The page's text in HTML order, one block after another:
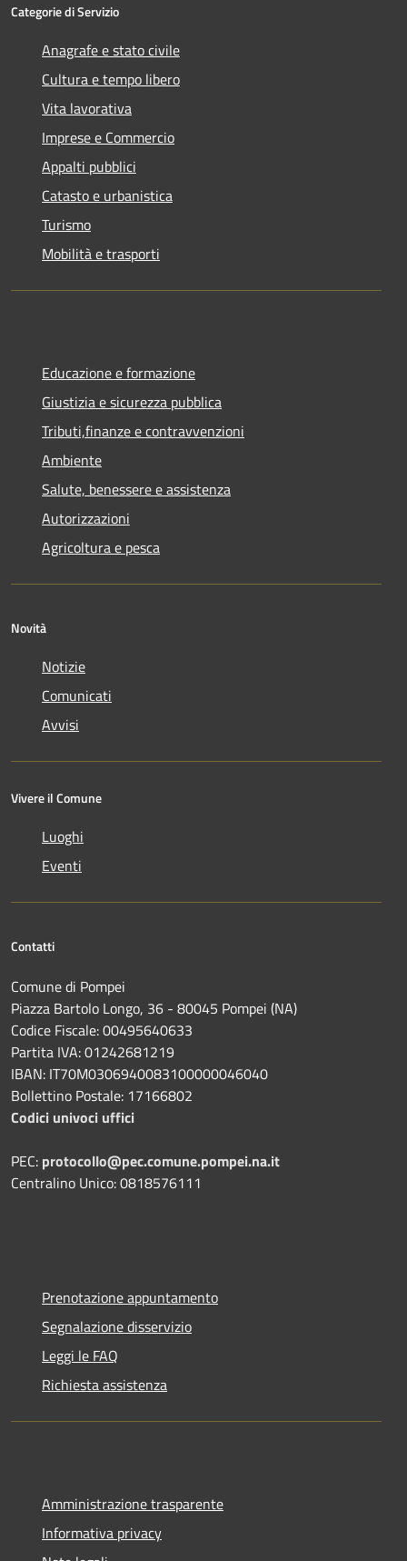
Categorie di Servizio
Anagrafe e stato civile
Cultura e tempo libero
Vita lavorativa
Imprese e Commercio
Appalti pubblici
Catasto e urbanistica
Turismo
Mobilità e trasporti
Educazione e formazione
Giustizia e sicurezza pubblica
Tributi,finanze e contravvenzioni
Ambiente
Salute, benessere e assistenza
Autorizzazioni
Agricoltura e pesca
Novità
Notizie
Comunicati
Avvisi
Vivere il Comune
Luoghi
Eventi
Contatti
Comune di Pompei
Piazza Bartolo Longo, 36 - 80045 Pompei (NA)
Codice Fiscale: 00495640633
Partita IVA: 01242681219
IBAN: IT70M0306940083100000046040
Bollettino Postale: 17166802
Codici univoci uffici
PEC: protocollo@pec.comune.pompei.na.it
Centralino Unico: 0818576111
Prenotazione appuntamento
Segnalazione disservizio
Leggi le FAQ
Richiesta assistenza
Amministrazione trasparente
Informativa privacy